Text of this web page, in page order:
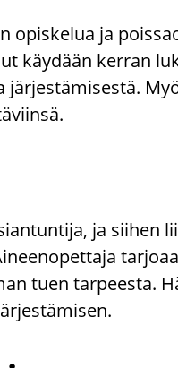
opis­ke­lua ja
käy­dään ker­ran
jär­jes­tä­mi­ses­tä.
ja sii­hen
tuen tar­pees­ta.